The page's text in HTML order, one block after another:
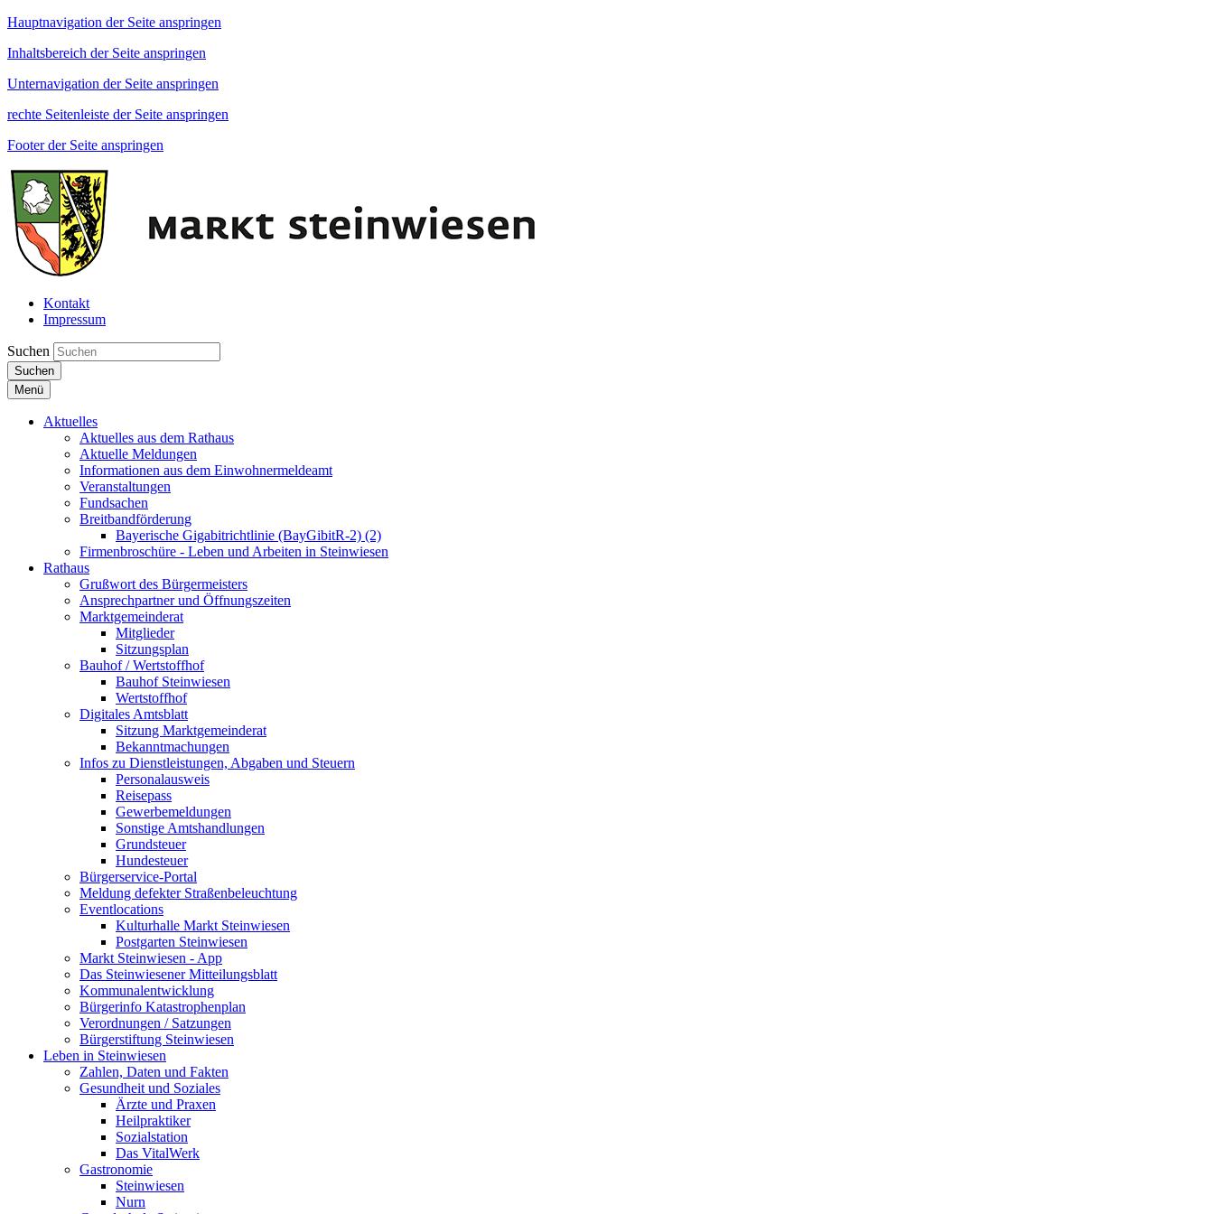
Hauptnavigation der Seite anspringen
Inhaltsbereich der Seite anspringen
Unternavigation der Seite anspringen
rechte Seitenleiste der Seite anspringen
Footer der Seite anspringen
Kontakt
Impressum
Suchen
Suchen
Menü
Aktuelles
Aktuelles aus dem Rathaus
Aktuelle Meldungen
Informationen aus dem Einwohnermeldeamt
Veranstaltungen
Fundsachen
Breitbandförderung
Bayerische Gigabitrichtlinie (BayGibitR-2) (2)
Firmenbroschüre - Leben und Arbeiten in Steinwiesen
Rathaus
Grußwort des Bürgermeisters
Ansprechpartner und Öffnungszeiten
Marktgemeinderat
Mitglieder
Sitzungsplan
Bauhof / Wertstoffhof
Bauhof Steinwiesen
Wertstoffhof
Digitales Amtsblatt
Sitzung Marktgemeinderat
Bekanntmachungen
Infos zu Dienstleistungen, Abgaben und Steuern
Personalausweis
Reisepass
Gewerbemeldungen
Sonstige Amtshandlungen
Grundsteuer
Hundesteuer
Bürgerservice-Portal
Meldung defekter Straßenbeleuchtung
Eventlocations
Kulturhalle Markt Steinwiesen
Postgarten Steinwiesen
Markt Steinwiesen - App
Das Steinwiesener Mitteilungsblatt
Kommunalentwicklung
Bürgerinfo Katastrophenplan
Verordnungen / Satzungen
Bürgerstiftung Steinwiesen
Leben in Steinwiesen
Zahlen, Daten und Fakten
Gesundheit und Soziales
Ärzte und Praxen
Heilpraktiker
Sozialstation
Das VitalWerk
Gastronomie
Steinwiesen
Nurn